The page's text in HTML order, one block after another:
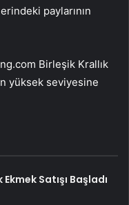
paylarının
Birleşik Krallık
yüksek seviyesine
Satışı Başladı